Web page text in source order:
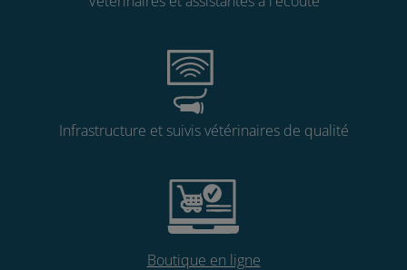
Infrastructure et suivis vétérinaires de qualité
Boutique en ligne